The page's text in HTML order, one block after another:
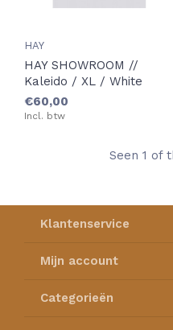
HAY
HAY SHOWROOM //
Kaleido / XL / White
€60,00
Incl. btw
Seen 1 of
Klantenservice
Mijn account
Categorieën